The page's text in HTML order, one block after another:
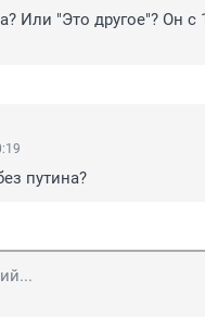
Или "Это другое"? Он
путина?